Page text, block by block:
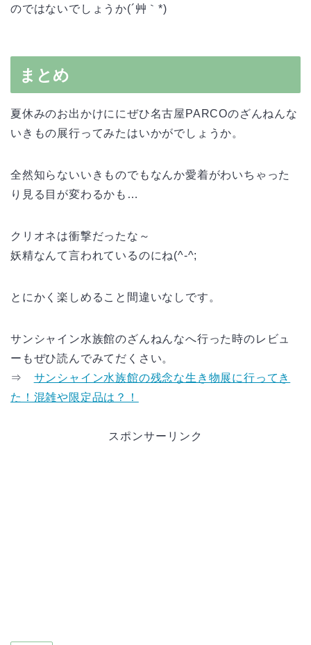
のではないでしょうか(´艸｀*)
まとめ
夏休みのお出かけににぜひ名古屋PARCOのざんねんな
いきもの展行ってみたはいかがでしょうか。
全然知らないいきものでもなんか愛着がわいちゃった
り見る目が変わるかも…
クリオネは衝撃だったな～
妖精なんて言われているのにね(^-^;
とにかく楽しめること間違いなしです。
サンシャイン水族館のざんねんなへ行った時のレビュ
ーもぜひ読んでみてだくさい。
⇒ サンシャイン水族館の残念な生き物展に行ってき
た！混雑や限定品は？！
スポンサーリンク